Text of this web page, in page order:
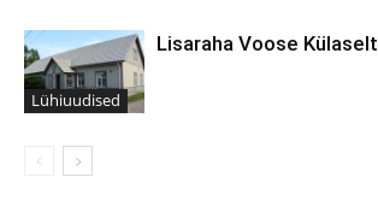
Lühiuudised
Lisaraha Voose